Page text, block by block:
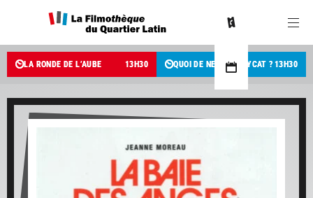
LA RONDE DE L’AUBE 13 H30 QUOI DE NEUF PUSSYCAT ? 13 H30